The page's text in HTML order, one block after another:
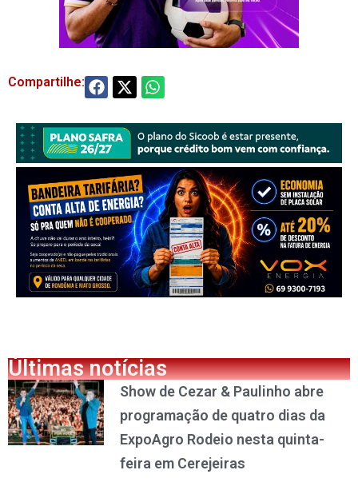
Compartilhe:
Últimas notícias
Show de Cezar & Paulinho abre
programação de quatro dias da
ExpoAgro Rodeio nesta quinta-
feira em Cerejeiras